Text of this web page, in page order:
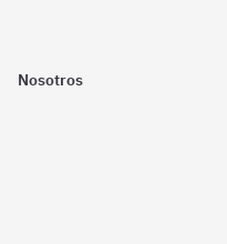
Nosotros